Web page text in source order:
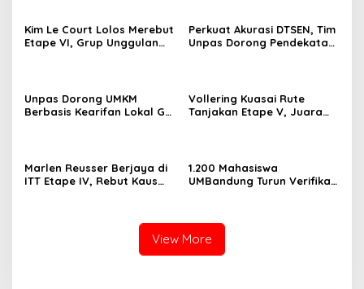
Kim Le Court Lolos Merebut
Etape VI, Grup Unggulan
Perkuat Akurasi DTSEN, Tim
Unpas Dorong Pendekatan
Unpas Dorong UMKM
Berbasis Kearifan Lokal Go
Vollering Kuasai Rute
Tanjakan Etape V, Juara
Marlen Reusser Berjaya di
ITT Etape IV, Rebut Kaus
1.200 Mahasiswa
UMBandung Turun Verifikasi
Menyelamatkan Generasi
View More